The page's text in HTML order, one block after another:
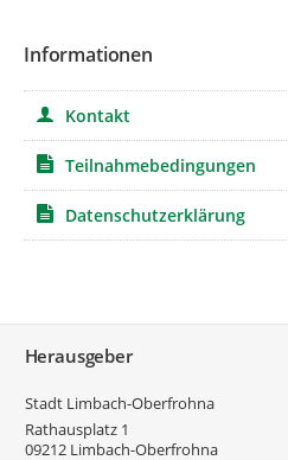
Informationen
Kontakt
Teilnahmebedingungen
Datenschutzerklärung
Herausgeber
Stadt Limbach-Oberfrohna
Rathausplatz 1
09212 Limbach-Oberfrohna